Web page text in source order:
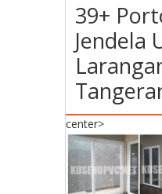
39+
Jendela
center>